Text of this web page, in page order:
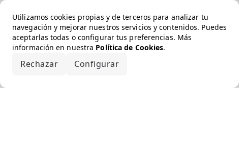
Utilizamos cookies propias y de terceros para analizar tu
navegación y mejorar nuestros servicios y contenidos. Puedes
aceptarlas todas o configurar tus preferencias. Más
información en nuestra Política de Cookies.
Rechazar Configurar